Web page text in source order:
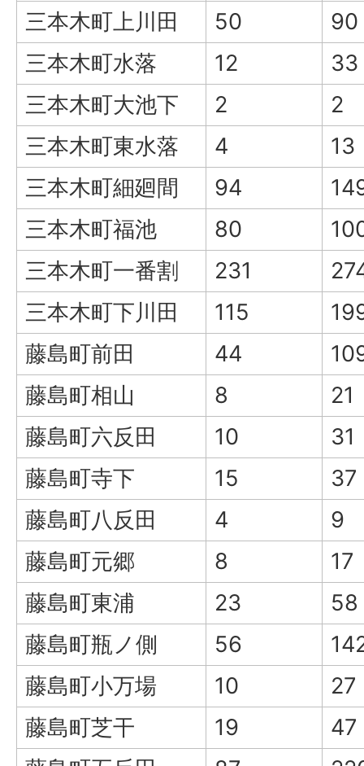
三本木町上川田
50
90
三本木町水落
12
33
三本木町大池下
2
2
三本木町東水落
4
13
三本木町細廻間
94
三本木町福池
80
三本木町一番割
231
三本木町下川田
115
藤島町前田
44
藤島町相山
8
21
藤島町六反田
10
31
藤島町寺下
15
37
藤島町八反田
4
9
藤島町元郷
8
17
藤島町東浦
23
58
藤島町瓶ノ側
56
藤島町小万場
10
27
藤島町芝干
19
47